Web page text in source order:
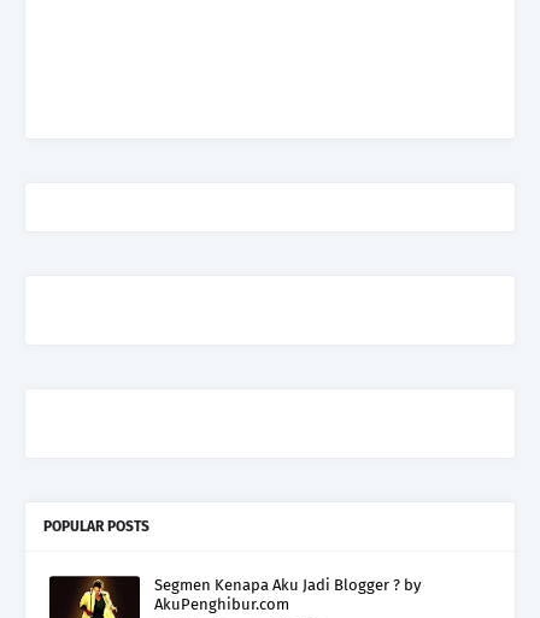
POPULAR POSTS
Segmen Kenapa Aku Jadi Blogger ? by
AkuPenghibur.com